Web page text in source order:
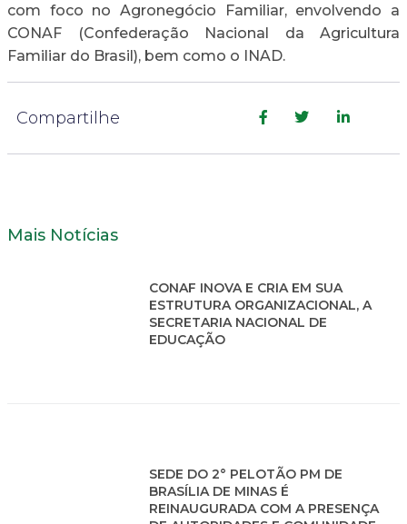
com foco no Agronegócio Familiar, envolvendo a
CONAF (Confederação Nacional da Agricultura
Familiar do Brasil), bem como o INAD.
Compartilhe
Mais Notícias
CONAF INOVA E CRIA EM SUA
ESTRUTURA ORGANIZACIONAL, A
SECRETARIA NACIONAL DE
EDUCAÇÃO
SEDE DO 2° PELOTÃO PM DE
BRASÍLIA DE MINAS É
REINAUGURADA COM A PRESENÇA